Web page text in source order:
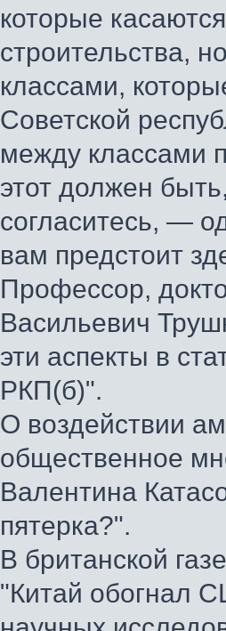
которые
строительства,
классами,
Советской
между классами
этот должен
согласитесь, —
вам предстоит
Профессор,
Васильевич
эти аспекты в
РКП(б)".
О воздействии
общественное
Валентина
пятерка?".
В британской
"Китай обогнал